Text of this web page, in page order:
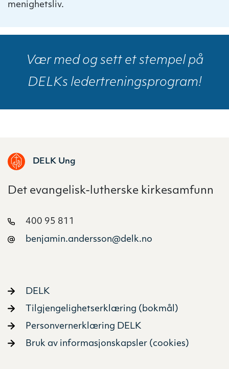
menighetsliv.
Vær med og sett et stempel på
DELKs ledertreningsprogram!
DELK Ung
Det evangelisk-lutherske kirkesamfunn
400 95 811
benjamin.andersson@delk.no
DELK
Tilgjengelighetserklæring (bokmål)
Personvernerklæring DELK
Bruk av informasjonskapsler (cookies)